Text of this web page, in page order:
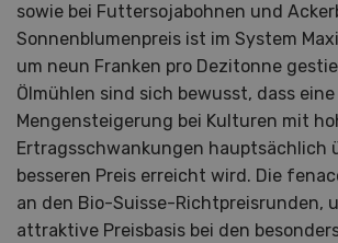
sowie bei Futtersojabohnen und
Sonnenblumenpreis ist im System
um neun Franken pro Dezitonne
Ölmühlen sind sich bewusst, dass eine
Mengensteigerung bei Kulturen mit
Ertragsschwankungen hauptsächlich
besseren Preis erreicht wird. Die
an den Bio-Suisse-Richtpreisrunden,
attraktive Preisbasis bei den